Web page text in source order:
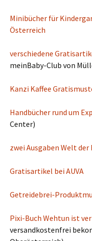
Minibücher für
Österreich
verschiedene
meinBaby-Club von
Kanzi Kaffee
Handbücher rund um
Center)
zwei Ausgaben Welt
Gratisartikel bei AUVA
Getreidebrei-
Pixi-Buch Wehtun ist
versandkostenfrei